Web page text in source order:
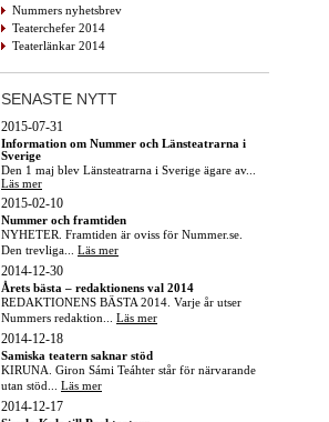
Nummers nyhetsbrev
Teaterchefer 2014
Teaterlänkar 2014
SENASTE NYTT
2015-07-31
Information om Nummer och Länsteatrarna i
Sverige
Den 1 maj blev Länsteatrarna i Sverige ägare av...
Läs mer
2015-02-10
Nummer och framtiden
NYHETER. Framtiden är oviss för Nummer.se.
Den trevliga... Läs mer
2014-12-30
Årets bästa – redaktionens val 2014
REDAKTIONENS BÄSTA 2014. Varje år utser
Nummers redaktion... Läs mer
2014-12-18
Samiska teatern saknar stöd
KIRUNA. Giron Sámi Teáhter står för närvarande
utan stöd... Läs mer
2014-12-17